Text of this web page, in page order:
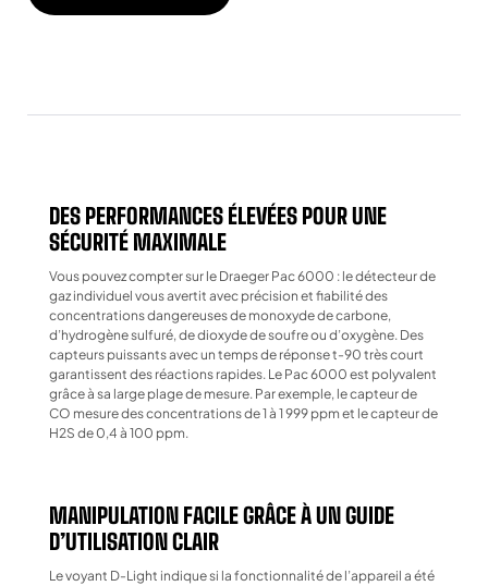
DES PERFORMANCES ÉLEVÉES POUR UNE
SÉCURITÉ MAXIMALE
Vous pouvez compter sur le Draeger Pac 6000 : le détecteur de
gaz individuel vous avertit avec précision et fiabilité des
concentrations dangereuses de monoxyde de carbone,
d’hydrogène sulfuré, de dioxyde de soufre ou d’oxygène. Des
capteurs puissants avec un temps de réponse t-90 très court
garantissent des réactions rapides. Le Pac 6000 est polyvalent
grâce à sa large plage de mesure. Par exemple, le capteur de
CO mesure des concentrations de 1 à 1 999 ppm et le capteur de
H2S de 0,4 à 100 ppm.
MANIPULATION FACILE GRÂCE À UN GUIDE
D’UTILISATION CLAIR
Le voyant D-Light indique si la fonctionnalité de l’appareil a été